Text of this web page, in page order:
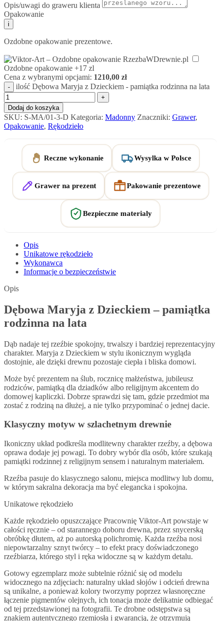
Opis/uwagi do graweru klienta
Opakowanie
i
Ozdobne opakowanie prezentowe.
Ozdobne opakowanie +17 zl
Cena z wybranymi opcjami: 1210,00 zł
ilość Dębowa Maryja z Dzieckiem - pamiątka rodzinna na lata
Dodaj do koszyka
SKU: S-MA/01-3-D Kategoria: Madonny Znaczniki: Grawer,
Opakowanie, Rękodzieło
Reczne wykonanie Wysylka w Polsce
Grawer na prezent Pakowanie prezentowe
Bezpieczne materialy
Opis
Unikatowe rękodzieło
Wykonawca
Informacje o bezpieczeństwie
Opis
Dębowa Maryja z Dzieckiem – pamiątka
rodzinna na lata
Dąb nadaje tej rzeźbie spokojny, trwalszy i bardziej reprezentacyjny
charakter. Maryja z Dzieckiem w stylu ikonicznym wygląda
dostojnie, ale dzięki drewnu pozostaje ciepła i bliska domowi.
Może być prezentem na ślub, rocznicę małżeństwa, jubileusz
rodziców, pamiątką dla dziadków albo religijnym akcentem do
domowej kapliczki. Dobrze sprawdzi się tam, gdzie przedmiot ma
zostać z rodziną na dłużej, a nie tylko przypominać o jednej dacie.
Klasyczny motyw w szlachetnym drewnie
Ikoniczny układ podkreśla modlitewny charakter rzeźby, a dębowa
oprawa dodaje jej powagi. To dobry wybór dla osób, które szukają
pamiątki rodzinnej z religijnym sensem i naturalnym materiałem.
Rzeźba pasuje do klasycznego salonu, miejsca modlitwy lub domu,
w którym sakralna dekoracja ma być elegancka i spokojna.
Unikatowe rękodzieło
Każde rękodzieło opuszczające Pracownię Viktor-Art powstaje w
całości ręcznie – od starannego doboru drewna, przez snycerską
obróbkę dłutem, aż po autorską polichromię. Każda rzeźba nosi
niepowtarzalny sznyt twórcy – to efekt pracy doświadczonego
rzeźbiarza, którego styl i ręka widoczne są w każdym detalu.
Gotowy egzemplarz może subtelnie różnić się od modelu
widocznego na zdjęciach: naturalny układ słojów i odcień drewna
są unikalne, a ponieważ kolory tworzymy poprzez własnoręczne
łączenie pigmentów olejnych, ich tonacja może delikatnie odbiegać
od tej przedstawionej na fotografii. Te drobne odstępstwa są
znakiem autentycznego rzemiosła i gwarancją, że otrzymują